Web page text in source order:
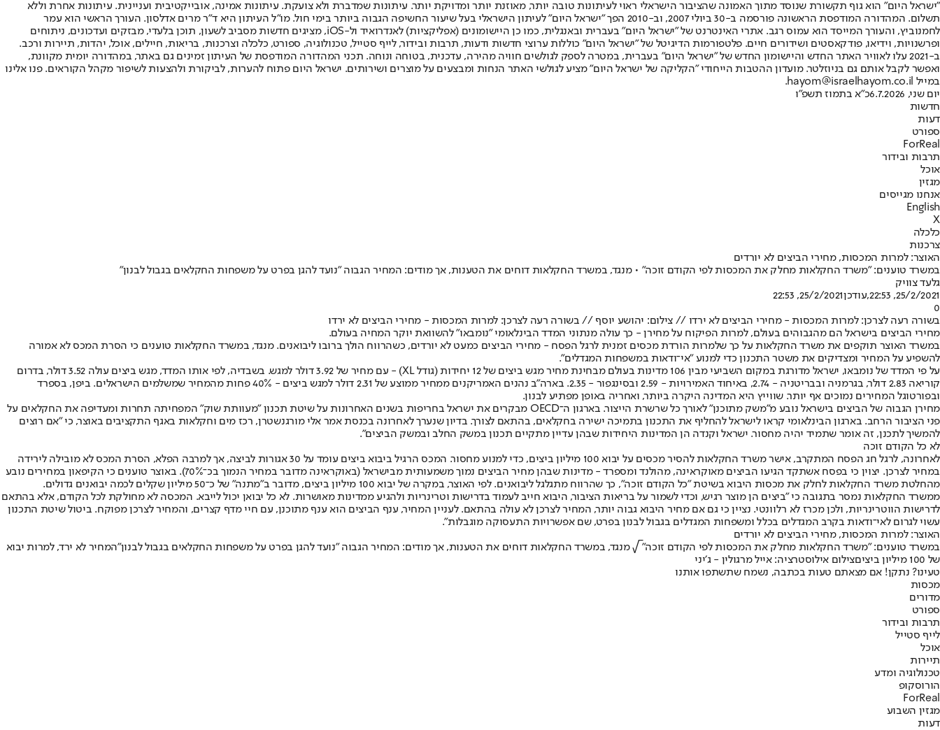
"ישראל היום" הוא גוף תקשורת שנוסד מתוך האמונה שהציבור הישראלי ראוי לעיתונות טובה יותר, מאוזנת יותר ומדויקת יותר. עיתונות שמדברת ולא צועקת. עיתונות אמינה, אובייקטיבית ועניינית. עיתונות אחרת וללא
תשלום. המהדורה המודפסת הראשונה פורסמה ב-30 ביולי 2007, וב-2010 הפך "ישראל היום" לעיתון הישראלי בעל שיעור החשיפה הגבוה ביותר בימי חול. מו"ל העיתון היא ד"ר מרים אדלסון. העורך הראשי הוא עמר
לחמנוביץ, והעורך המייסד הוא עמוס רגב. אתרי האינטרנט של "ישראל היום" בעברית ובאנגלית, כמו כן היישומונים (אפליקציות) לאנדרואיד ול-iOS, מציגים חדשות מסביב לשעון, תוכן בלעדי, מבזקים ועדכונים, ניתוחים
ופרשנויות, וידיאו, פודקאסטים ושידורים חיים. פלטפורמות הדיגיטל של "ישראל היום" כוללות ערוצי חדשות ודעות, תרבות ובידור, לייף סטייל, טכנולוגיה, ספורט, כלכלה וצרכנות, בריאות, חיילים, אוכל, יהדות, תיירות ורכב.
ב-2021 עלו לאוויר האתר החדש והיישומון החדש של "ישראל היום" בעברית, במטרה לספק לגולשים חוויה מהירה, עדכנית, בטוחה ונוחה. תכני המהדורה המודפסת של העיתון זמינים גם באתר, במהדורה יומית מקוונת,
ואפשר לקבל אותם גם בניוזלטר. מועדון ההטבות הייחודי "הקליקה של ישראל היום" מציע לגולשי האתר הנחות ומבצעים על מוצרים ושירותים. ישראל היום פתוח להערות, לביקורת ולהצעות לשיפור מקהל הקוראים. פנו אלינו
במייל hayom@israelhayom.co.il.
יום שני, 6.7.2026
כ"א בתמוז תשפ"ו
חדשות
דעות
ספורט
ForReal
תרבות ובידור
אוכל
מגזין
אנחנו מגייסים
English
X
כלכלה
צרכנות
האוצר: למרות המכסות, מחירי הביצים לא יורדים
במשרד טוענים: "משרד החקלאות מחלק את המכסות לפי הקודם זוכה" • מנגד, במשרד החקלאות דוחים את הטענות, אך מודים: המחיר הגבוה "נועד להגן בפרט על משפחות החקלאים בגבול לבנון"
גלעד צוויק
25/2/2021, 22:53
,עודכן25/2/2021, 22:53
0
בשורה רעה לצרכן: למרות המכסות - מחירי הביצים לא ירדו // צילום: יהושע יוסף // בשורה רעה לצרכן: למרות המכסות - מחירי הביצים לא ירדו
מחירי הביצים בישראל הם מהגבוהים בעולם, למרות הפיקוח על מחירן - כך עולה מנתוני המדד הבינלאומי "נומבאו" להשוואת יוקר המחיה בעולם.
במשרד האוצר תוקפים את משרד החקלאות על כך שלמרות הורדת מכסים זמנית לרגל הפסח - מחירי הביצים כמעט לא יורדים, כשהרווח הולך ברובו ליבואנים. מנגד, במשרד החקלאות טוענים כי הסרת המכס לא אמורה
להשפיע על המחיר ומצדיקים את משטר התכנון כדי למנוע "אי־ודאות במשפחות המגדלים".
על פי המדד של נומבאו, ישראל מדורגת במקום השביעי מבין 106 מדינות בעולם מבחינת מחיר מגש ביצים של 12 יחידות (גודל XL) - עם מחיר של 3.92 דולר למגש. בשבדיה, לפי אותו המדד, מגש ביצים עולה 3.52 דולר, בדרום
קוריאה 2.83 דולר, בגרמניה ובבריטניה - 2.74, באיחוד האמירויות - 2.59 ובסינגפור - 2.35. בארה"ב נהנים האמריקנים ממחיר ממוצע של 2.31 דולר למגש ביצים - 40% פחות מהמחיר שמשלמים הישראלים. ביפן, בספרד
ובפורטוגל המחירים נמוכים אף יותר. שווייץ היא המדינה היקרה ביותר, ואחריה באופן מפתיע לבנון.
מחירן הגבוה של הביצים בישראל נובע מ"משק מתוכנן" לאורך כל שרשרת הייצור. בארגון ה־OECD מבקרים את ישראל בחריפות בשנים האחרונות על שיטת תכנון "מעוותת שוק" המפחיתה תחרות ומעדיפה את החקלאים על
פני הציבור הרחב. בארגון הבינלאומי קראו לישראל להחליף את התכנון בתמיכה ישירה בחקלאים, בהתאם לצורך. בדיון שנערך לאחרונה בכנסת אמר אלי מורגנשטרן, רכז מים וחקלאות באגף התקציבים באוצר, כי "אם רוצים
להמשיך לתכנן, זה אומר שתמיד יהיה מחסור. ישראל וקנדה הן המדינות היחידות שבהן עדיין מתקיים תכנון במשק החלב ובמשק הביצים".
לא כל הקודם זוכה
לאחרונה, לרגל חג הפסח המתקרב, אישר משרד החקלאות להסיר מכסים על יבוא 100 מיליון ביצים, כדי למנוע מחסור. המכס הרגיל ביבוא ביצים עומד על 30 אגורות לביצה, אך למרבה הפלא, הסרת המכס לא מובילה לירידה
במחיר לצרכן. יצוין כי בפסח אשתקד הגיעו הביצים מאוקראינה, מהולנד ומספרד - מדינות שבהן מחיר הביצים נמוך משמעותית מבישראל (באוקראינה מדובר במחיר הנמוך בכ־70%). באוצר טוענים כי הקיפאון במחירים נובע
מהחלטת משרד החקלאות לחלק את מכסות היבוא בשיטת "כל הקודם זוכה", כך שהרווח מתגלגל ליבואנים. לפי האוצר, במקרה של יבוא 100 מיליון ביצים, מדובר ב"מתנה" של כ־50 מיליון שקלים לכמה יבואנים גדולים.
ממשרד החקלאות נמסר בתגובה כי "ביצים הן מוצר רגיש, וכדי לשמור על בריאות הציבור, היבוא חייב לעמוד בדרישות וטרינריות ולהגיע ממדינות מאושרות. לא כל יבואן יכול לייבא. המכסה לא מחולקת לכל הקודם, אלא בהתאם
לדרישות הווטרינריות, ולכן מכרז לא רלוונטי. נציין כי גם אם מחיר היבוא גבוה יותר, המחיר לצרכן לא עולה בהתאם. לעניין המחיר, ענף הביצים הוא ענף מתוכנן, עם חיי מדף קצרים, והמחיר לצרכן מפוקח. ביטול שיטת התכנון
עשוי לגרום לאי־ודאות בקרב המגדלים בכלל ומשפחות המגדלים בגבול לבנון בפרט, שם אפשרויות התעסוקה מוגבלות".
האוצר: למרות המכסות, מחירי הביצים לא יורדים
במשרד טוענים: "משרד החקלאות מחלק את המכסות לפי הקודם זוכה" √ מנגד, במשרד החקלאות דוחים את הטענות, אך מודים: המחיר הגבוה "נועד להגן בפרט על משפחות החקלאים בגבול לבנון"המחיר לא ירד, למרות יבוא
של 100 מיליון ביציםצילום אילוסטרציה: אייל מרגולין - ג׳יני
טעינו? נתקן! אם מצאתם טעות בכתבה, נשמח שתשתפו אותנו
מכסות
מדורים
ספורט
תרבות ובידור
לייף סטייל
אוכל
תיירות
טכנולוגיה ומדע
הורוסקופ
ForReal
מגזין השבוע
דעות